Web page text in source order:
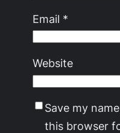
Email *
Website
Save my
this browser